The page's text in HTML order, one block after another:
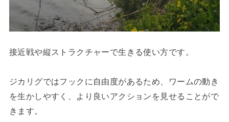
接近戦や縦ストラクチャーで生きる使い方です。
ジカリグではフックに自由度があるため、ワームの動き
を生かしやすく、より良いアクションを見せることがで
きます。